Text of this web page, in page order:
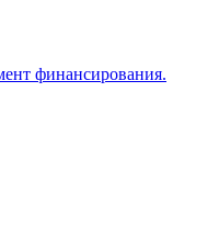
финансирования.